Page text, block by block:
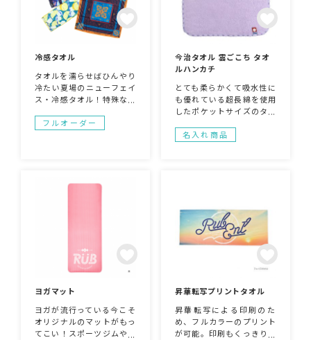
冷感タオル
タオルを濡らせばひんやり
冷たい夏場のニューフェイ
ス・冷感タオル！特殊な冷
水でタオルを濡らし、振る
と気化熱により冷たく感じ
フルオーダー
今治タオル 雲ごこち タオ
ルハンカチ
とても柔らかくて吸水性に
も優れている超長綿を使用
したポケットサイズのタオ
チはレースのようなパイピ
ングで可愛らしさも。ノベ
名入れ商品
ヨガマット
ヨガが流行っている今こそ
オリジナルのマットがもっ
てこい！スポーツジムやヨ
昇華転写プリントタオル
昇華転写による印刷のた
め、フルカラーのプリント
が可能。印刷もくっきりと